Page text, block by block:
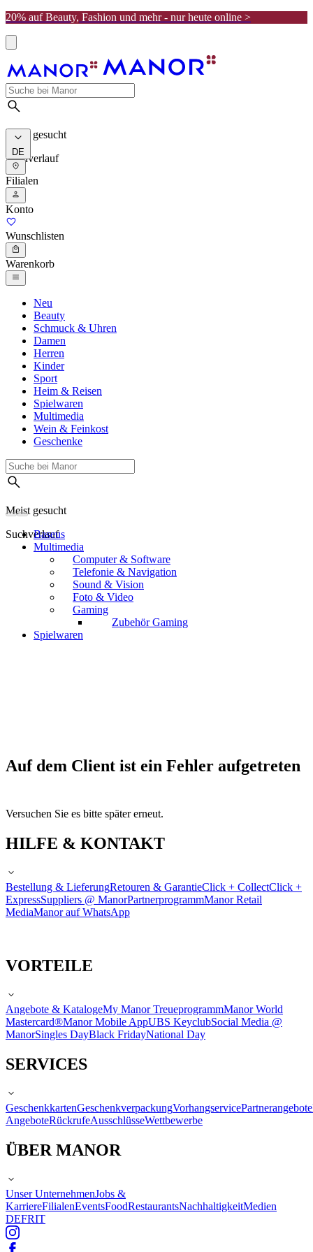
20% auf Beauty, Fashion und mehr - nur heute online >
Meist gesucht
Suchverlauf
DE
Filialen
Konto
Wunschlisten
Warenkorb
Neu
Beauty
Schmuck & Uhren
Damen
Herren
Kinder
Sport
Heim & Reisen
Spielwaren
Multimedia
Wein & Feinkost
Geschenke
Meist gesucht
Suchverlauf
Baseus
Multimedia
Computer & Software
Telefonie & Navigation
Sound & Vision
Foto & Video
Gaming
Zubehör Gaming
Spielwaren
Auf dem Client ist ein Fehler aufgetreten
Versuchen Sie es bitte später erneut.
HILFE & KONTAKT
Bestellung & LieferungRetouren & GarantieClick + CollectClick +
ExpressSuppliers @ ManorPartnerprogrammManor Retail
MediaManor auf WhatsApp
VORTEILE
Angebote & KatalogeMy Manor TreueprogrammManor World
Mastercard®Manor Mobile AppUBS KeyclubSocial Media @
ManorSingles DayBlack FridayNational Day
SERVICES
GeschenkkartenGeschenkverpackungVorhangservicePartnerangebote
AngeboteRückrufeAusschlüsseWettbewerbe
ÜBER MANOR
Unser UnternehmenJobs &
KarriereFilialenEventsFoodRestaurantsNachhaltigkeitMedien
DEFRIT